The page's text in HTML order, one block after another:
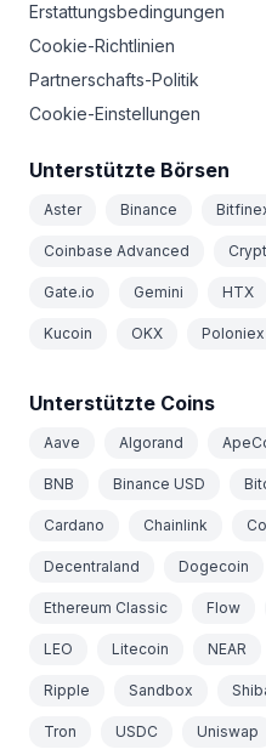
Erstattungsbedingungen
Cookie-Richtlinien
Partnerschafts-Politik
Cookie-Einstellungen
Unterstützte Börsen
Aster Binance
Coinbase Advanced
Gate.io Gemini HTX
Kucoin OKX Poloniex
Unterstützte Coins
Aave Algorand
BNB Binance USD
Cardano Chainlink
Decentraland Dogecoin
Ethereum Classic Flow
LEO Litecoin NEAR
Ripple Sandbox
Tron USDC Uniswap